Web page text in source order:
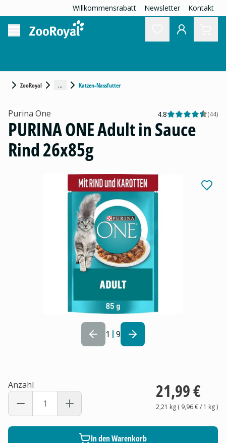
Willkommensrabatt Newsletter Kontakt
ZooRoyal ... Katzen-Nassfutter
1 9
Purina One 4.8 (44)
PURINA ONE Adult in Sauce
Rind 26x85g
Anzahl 21,99 €
2,21 kg( 9,96 €/ 1 kg)
In den Warenkorb